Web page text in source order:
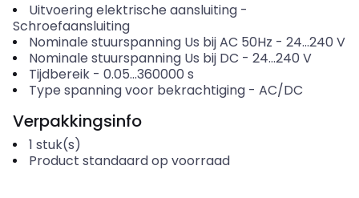
Uitvoering elektrische aansluiting-
Schroefaansluiting
Nominale stuurspanning Us bij AC 50Hz - 24...240 V
Nominale stuurspanning Us bij DC - 24...240 V
Tijdbereik- 0.05...360000 s
Type spanning voor bekrachtiging- AC/DC
Verpakkingsinfo
1 stuk(s)
Product standaard op voorraad